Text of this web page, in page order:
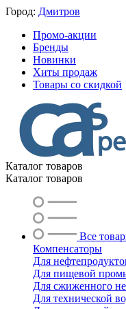
Город: Дмитров
Промо-акции
Бренды
Новинки
Хиты продаж
Товары со скидкой
Каталог товаров
Каталог товаров
Все
Компенсаторы
Для
Для пищевой
Для сжиженного
Для технической